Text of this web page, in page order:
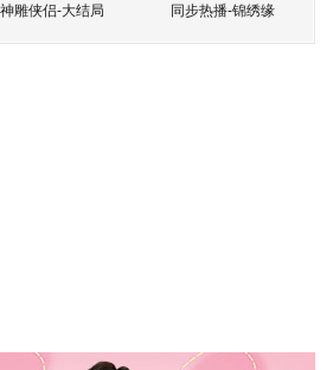
神雕侠侣-大结局 同步热播-锦绣缘